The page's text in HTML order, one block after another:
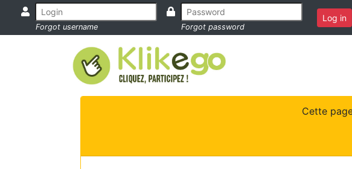
Forgot username Forgot password
Log in
Cette